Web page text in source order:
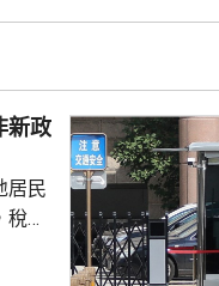
團體
新政
居民
務